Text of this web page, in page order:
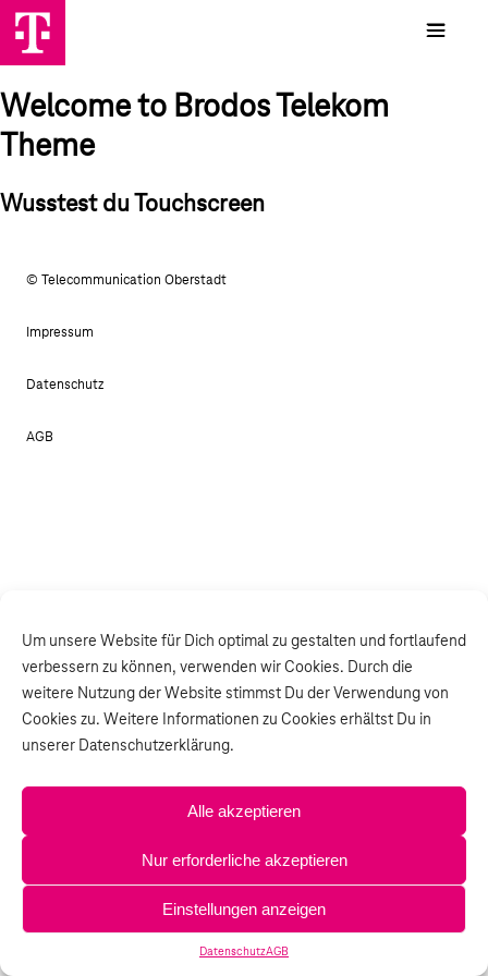
Um unsere Website für Dich optimal zu gestalten und fortlaufend
verbessern zu können, verwenden wir Cookies. Durch die
weitere Nutzung der Website stimmst Du der Verwendung von
Cookies zu. Weitere Informationen zu Cookies erhältst Du in
unserer Datenschutzerklärung.
Alle akzeptieren
Nur erforderliche akzeptieren
Einstellungen anzeigen
DatenschutzAGB
Welcome to Brodos Telekom
Theme
Wusstest du Touchscreen
© Telecommunication Oberstadt
Impressum
Datenschutz
AGB